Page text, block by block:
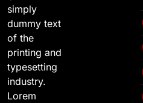
simply
dummy text
of the
printing and
typesetting
industry.
Lorem